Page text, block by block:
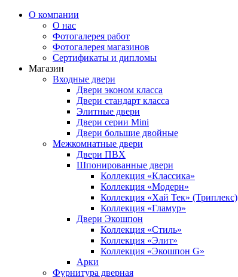
О компании
О нас
Фотогалерея работ
Фотогалерея магазинов
Сертификаты и дипломы
Магазин
Входные двери
Двери эконом класса
Двери стандарт класса
Элитные двери
Двери серии Mini
Двери большие двойные
Межкомнатные двери
Двери ПВХ
Шпонированные двери
Коллекция «Классика»
Коллекция «Модерн»
Коллекция «Хай Тек» (Триплекс)
Коллекция «Гламур»
Двери Экошпон
Коллекция «Cтиль»
Коллекция «Элит»
Коллекция «Экошпон G»
Арки
Фурнитура дверная